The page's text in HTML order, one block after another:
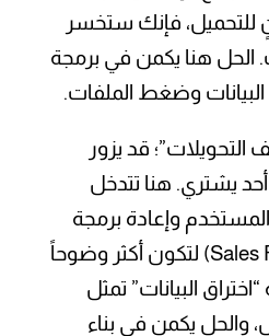
أكثر من 3 ثوانٍ للتحميل، فإنك ستخسر
زوارك. الحل هنا يكمن في برمجة
وضغط الملفات.
قد يزور
يشتري. هنا تتدخل
وإعادة برمجة
مسارات البيع (Sales Funnels) لتكون أكثر وضوحاً
البيانات” تمثل
والحل يكمن في بناء